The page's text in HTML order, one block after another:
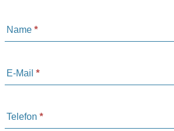
Name *
E-Mail *
Telefon *